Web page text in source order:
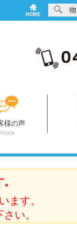
様の声
Voice
ます。
い。